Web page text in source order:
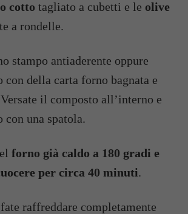
cotto tagliato a cubetti e le olive
a rondelle.
stampo antiaderente oppure
con della carta forno bagnata e
il composto all’interno e
una spatola.
forno già caldo a 180 gradi e
per circa 40 minuti.
raffreddare completamente